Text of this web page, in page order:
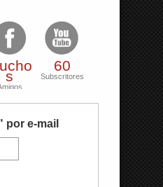
s
60
Subscritores
por e-mail